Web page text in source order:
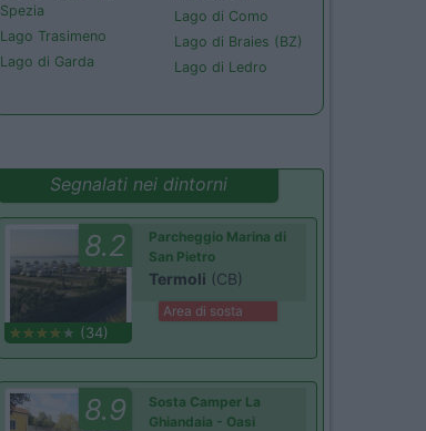
Spezia
Lago Trasimeno
Lago di Garda
Lago di Como
Lago di Braies (BZ)
Lago di Ledro
Segnalati nei dintorni
8.2
(34)
Parcheggio Marina di
San Pietro
Termoli (CB)
Area di sosta
8.9
Sosta Camper La
Ghiandaia - Oasi